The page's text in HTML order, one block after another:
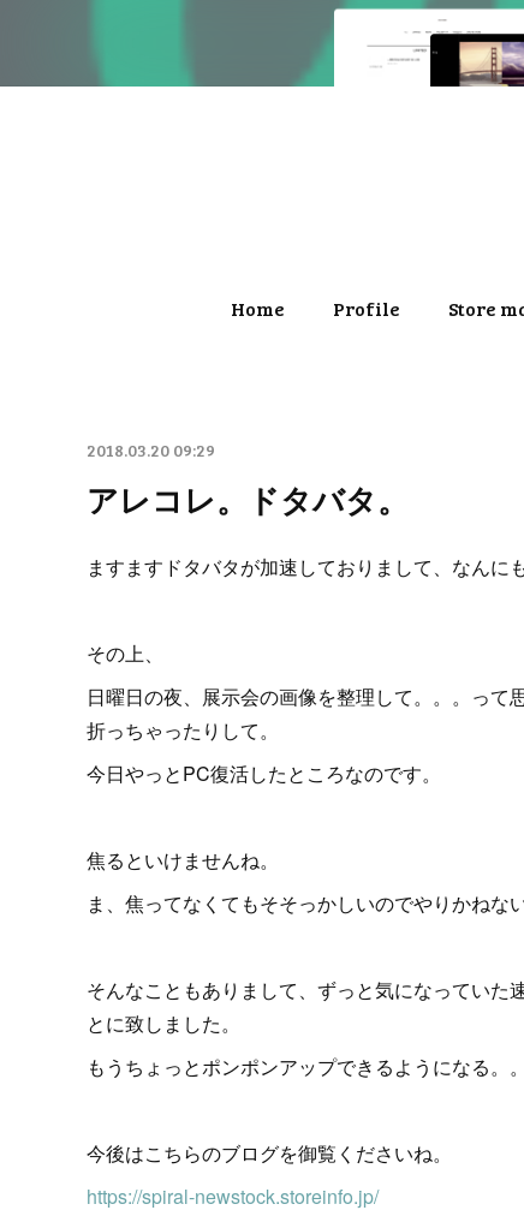
Home Profile Store
2018.03.20 09:29
アレコレ。ドタバタ。
ますますドタバタが加速しておりまして、なんに
その上、
日曜日の夜、展示会の画像を整理して。。。って
折っちゃったりして。
今日やっとPC復活したところなのです。
焦るといけませんね。
ま、焦ってなくてもそそっかしいのでやりかねな
そんなこともありまして、ずっと気になってい
とに致しました。
もうちょっとポンポンアップできるようになる。
今後はこちらのブログを御覧くださいね。
https://spiral-newstock.storeinfo.jp/